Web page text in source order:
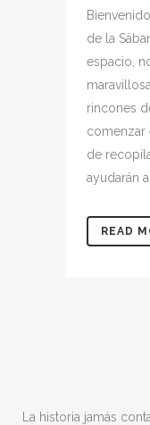
de la
espacio,
rincones
comenzar
de
ayudarán
READ
La historia jamás